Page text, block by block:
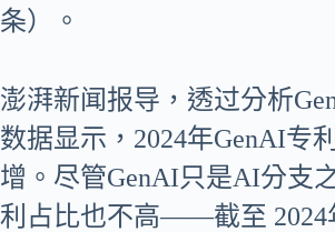
条）。
澎湃新闻报导，透过分析
数据显示，2024年GenAI专
增。尽管GenAI只是AI分支
利占比也不高——截至 2024